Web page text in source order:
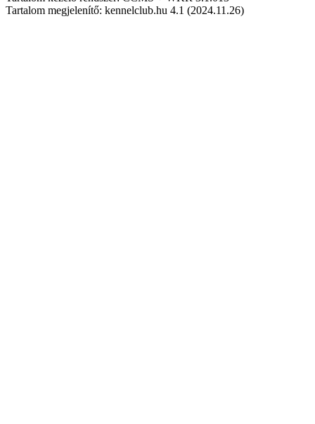
Tartalom megjelenítő: kennelclub.hu 4.1 (2024.11.26)